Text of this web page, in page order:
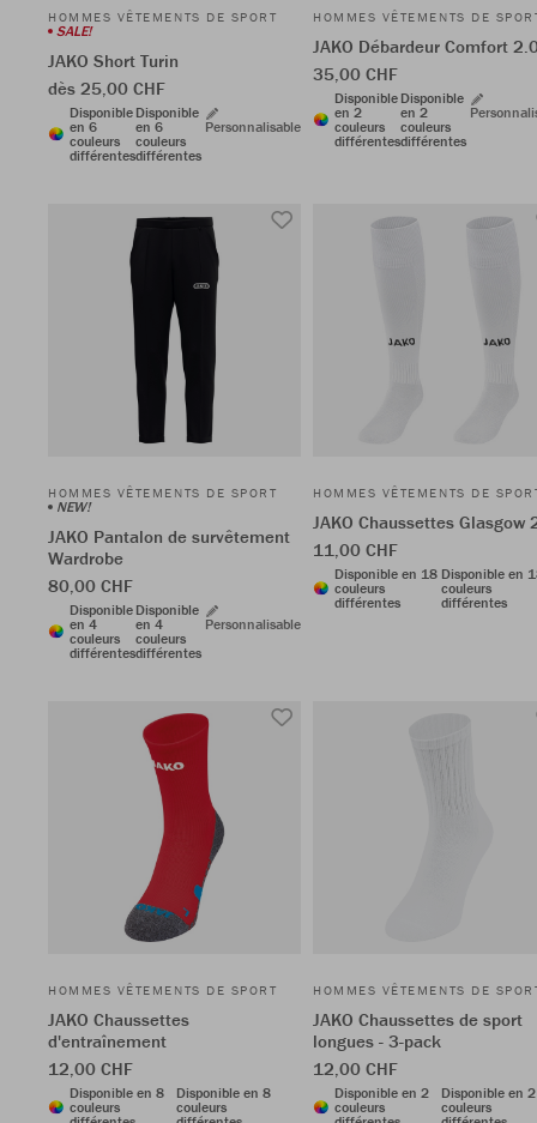
HOMMES VÊTEMENTS DE SPORT
SALE!
JAKO Short Turin
dès 25,00 CHF
Disponible
en 6
couleurs
différentes
Disponible
en 6
couleurs
différentes
Personnalisable
HOMMES VÊTEMENTS DE
JAKO Débardeur Comfort
35,00 CHF
Disponible
en 2
couleurs
différentes
Disponible
en 2
couleurs
différentes
HOMMES VÊTEMENTS DE SPORT
NEW!
JAKO Pantalon de survêtement
Wardrobe
80,00 CHF
Disponible
en 4
couleurs
différentes
Disponible
en 4
couleurs
différentes
Personnalisable
HOMMES VÊTEMENTS DE
JAKO Chaussettes Glasgow
11,00 CHF
Disponible en 18
couleurs
différentes
Disponible en
couleurs
différentes
HOMMES VÊTEMENTS DE SPORT
JAKO Chaussettes
d'entraînement
12,00 CHF
Disponible en 8
couleurs
Disponible en 8
couleurs
HOMMES VÊTEMENTS DE
JAKO Chaussettes de sport
longues - 3-pack
12,00 CHF
Disponible en 2
couleurs
Disponible en 2
couleurs